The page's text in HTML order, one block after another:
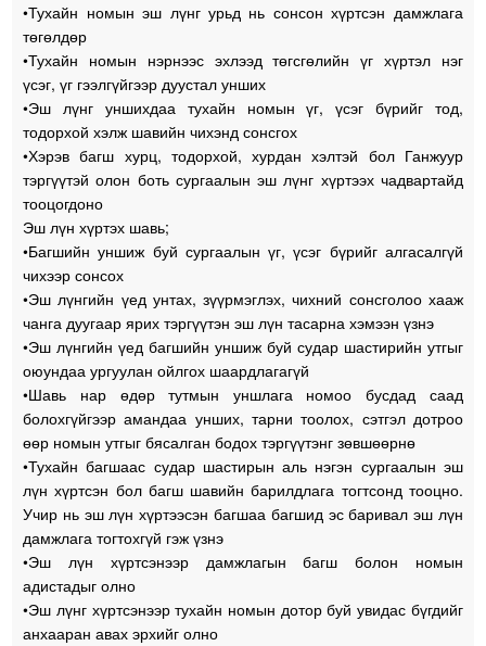
•Тухайн номын эш лүнг урьд нь сонсон хүртсэн дамжлага
төгөлдөр
•Тухайн номын нэрнээс эхлээд төгсгөлийн үг хүртэл нэг
үсэг, үг гээлгүйгээр дуустал унших
•Эш лүнг уншихдаа тухайн номын үг, үсэг бүрийг тод,
тодорхой хэлж шавийн чихэнд сонсгох
•Хэрэв багш хурц, тодорхой, хурдан хэлтэй бол Ганжуур
тэргүүтэй олон боть сургаалын эш лүнг хүртээх чадвартайд
тооцогдоно
Эш лүн хүртэх шавь;
•Багшийн уншиж буй сургаалын үг, үсэг бүрийг алгасалгүй
чихээр сонсох
•Эш лүнгийн үед унтах, зүүрмэглэх, чихний сонсголоо хааж
чанга дуугаар ярих тэргүүтэн эш лүн тасарна хэмээн үзнэ
•Эш лүнгийн үед багшийн уншиж буй судар шастирийн утгыг
оюундаа ургуулан ойлгох шаардлагагүй
•Шавь нар өдөр тутмын уншлага номоо бусдад саад
болохгүйгээр амандаа унших, тарни тоолох, сэтгэл дотроо
өөр номын утгыг бясалган бодох тэргүүтэнг зөвшөөрнө
•Тухайн багшаас судар шастирын аль нэгэн сургаалын эш
лүн хүртсэн бол багш шавийн барилдлага тогтсонд тооцно.
Учир нь эш лүн хүртээсэн багшаа багшид эс баривал эш лүн
дамжлага тогтохгүй гэж үзнэ
•Эш лүн хүртсэнээр дамжлагын багш болон номын
адистадыг олно
•Эш лүнг хүртсэнээр тухайн номын дотор буй увидас бүгдийг
анхааран авах эрхийг олно